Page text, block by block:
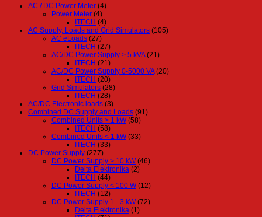
AC / DC Power Meter (4)
Power Meter (4)
ITECH (4)
AC Supply, Loads and Grid Simulators (105)
AC eLoads (27)
ITECH (27)
AC/DC Power Supply > 5 kVA (21)
ITECH (21)
AC/DC Power Supply 0-5000 VA (20)
ITECH (20)
Grid Simulators (28)
ITECH (28)
AC/DC Electronic loads (3)
Combined DC Supply and Loads (91)
Combined Units > 1 kW (58)
ITECH (58)
Combined Units < 1 kW (33)
ITECH (33)
DC Power Supply (277)
DC Power Supply > 10 kW (46)
Delta Elektronika (2)
ITECH (44)
DC Power Supply < 100 W (12)
ITECH (12)
DC Power Supply 1 - 3 kW (72)
Delta Elektronika (1)